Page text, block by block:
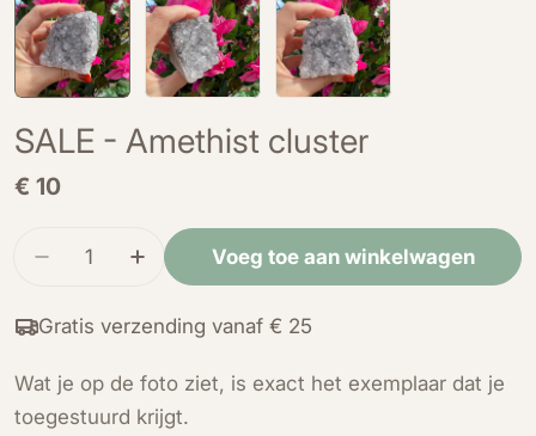
SALE - Amethist cluster
Normale
€ 10
Hoeveelheid
Verminder de hoeveelheid voor SALE -
Verhoog de hoeveelheid voor SALE -
Voeg toe aan winkelwagen
Gratis verzending vanaf € 25
Wat je op de foto ziet, is exact het exemplaar dat je
toegestuurd krijgt.